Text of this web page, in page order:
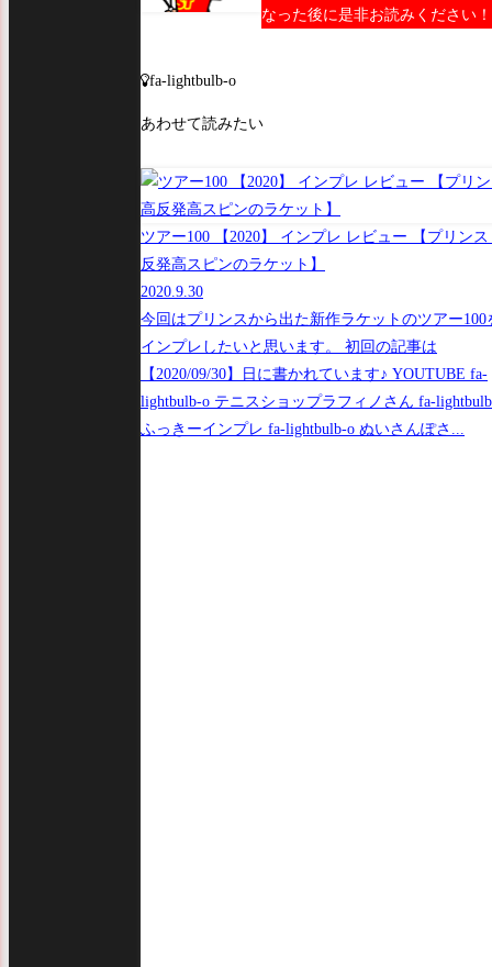
なった後に是非お読みください！
fa-lightbulb-o
あわせて読みたい
ツアー100 【2020】 インプレ レビュー 【プリンス
反発高スピンのラケット】
2020.9.30
今回はプリンスから出た新作ラケットのツアー100
インプレしたいと思います。 初回の記事は
【2020/09/30】日に書かれています♪ YOUTUBE fa-
lightbulb-o テニスショップラフィノさん fa-
ふっきーインプレ fa-lightbulb-o ぬいさんぽさ...